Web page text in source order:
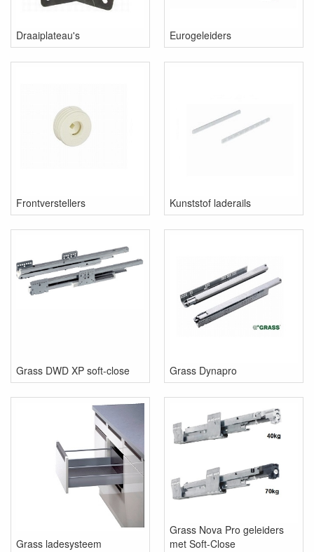
Draaiplateau's Eurogeleiders
Frontverstellers Kunststof laderails
Grass DWD XP soft-close Grass Dynapro
Grass ladesysteem
Grass Nova Pro geleiders
met Soft-Close